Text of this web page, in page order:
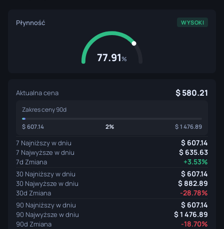
Płynność WYSOKI
77.91%
Aktualna cena 580.21
Zakres ceny 90d
607.14 2% 1 476.89
7 Najniższy w dniu 607.14
7 Najwyższe w dniu 635.63
7d Zmiana +3.53%
30 Najniższy w dniu 607.14
30 Najwyższe w dniu 882.89
30d Zmiana -28.78%
90 Najniższy w dniu 607.14
90 Najwyższe w dniu 1 476.89
90d Zmiana -18.70%